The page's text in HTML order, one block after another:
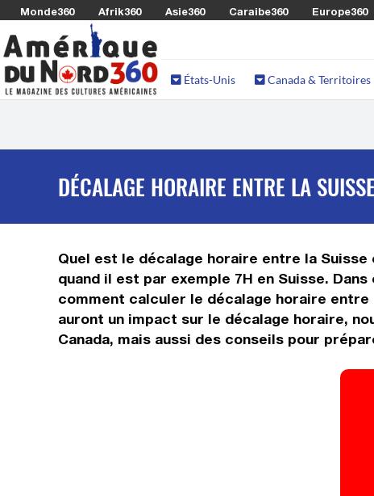
Monde360 Afrik360 Asie360 Caraibe360 Europe360
États-Unis Canada & Territoires
DÉCALAGE HORAIRE ENTRE LA
Quel est le décalage horaire entre la
quand il est par exemple 7H en Suisse.
comment calculer le décalage horaire entre
auront un impact sur le décalage horaire,
Canada, mais aussi des conseils pour